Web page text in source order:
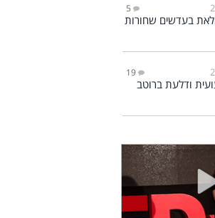
5
בעדשים שחורות
19
ודלעת ברוטב